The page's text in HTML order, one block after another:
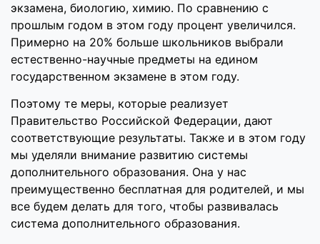
экзамена, биологию, химию. По сравнению с
прошлым годом в этом году процент увеличился.
Примерно на 20% больше школьников выбрали
естественно-научные предметы на едином
государственном экзамене в этом году.
Поэтому те меры, которые реализует
Правительство Российской Федерации, дают
соответствующие результаты. Также и в этом году
мы уделяли внимание развитию системы
дополнительного образования. Она у нас
преимущественно бесплатная для родителей, и мы
все будем делать для того, чтобы развивалась
система дополнительного образования.